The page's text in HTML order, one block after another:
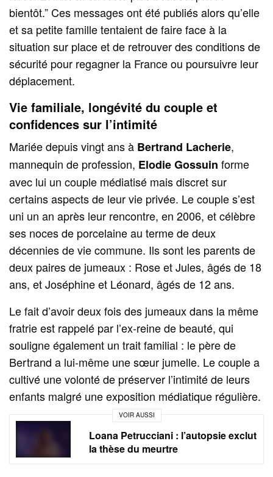
bientôt.” Ces messages ont été publiés alors qu’elle
et sa petite famille tentaient de faire face à la
situation sur place et de retrouver des conditions de
sécurité pour regagner la France ou poursuivre leur
déplacement.
Vie familiale, longévité du couple et
confidences sur l’intimité
Mariée depuis vingt ans à Bertrand Lacherie,
mannequin de profession, Elodie Gossuin forme
avec lui un couple médiatisé mais discret sur
certains aspects de leur vie privée. Le couple s’est
uni un an après leur rencontre, en 2006, et célèbre
ses noces de porcelaine au terme de deux
décennies de vie commune. Ils sont les parents de
deux paires de jumeaux : Rose et Jules, âgés de 18
ans, et Joséphine et Léonard, âgés de 12 ans.
Le fait d’avoir deux fois des jumeaux dans la même
fratrie est rappelé par l’ex-reine de beauté, qui
souligne également un trait familial : le père de
Bertrand a lui-même une sœur jumelle. Le couple a
cultivé une volonté de préserver l’intimité de leurs
enfants malgré une exposition médiatique régulière.
VOIR AUSSI
Loana Petrucciani : l’autopsie exclut
la thèse du meurtre